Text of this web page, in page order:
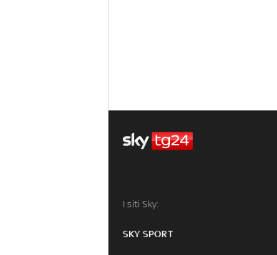
I siti Sky:
SKY SPORT